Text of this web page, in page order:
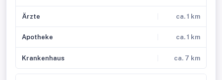
Ärzte ca. 1 km
Apotheke ca. 1 km
Krankenhaus ca. 7 km